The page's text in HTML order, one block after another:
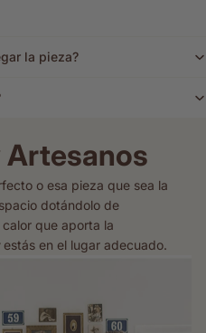
la pieza?
o esa pieza que sea la
dotándolo de
que aporta la
estás en el lugar adecuado.